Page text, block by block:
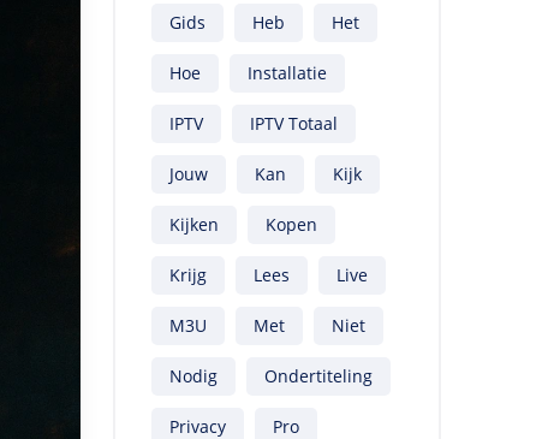
Gids Heb Het
Hoe Installatie
IPTV IPTV Totaal
Jouw Kan Kijk
Kijken Kopen
Krijg Lees Live
M3U Met Niet
Nodig Ondertiteling
Privacy Pro